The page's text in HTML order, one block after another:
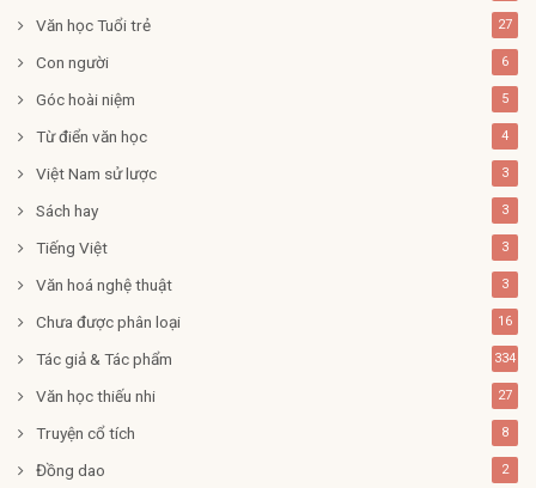
Văn học Tuổi trẻ 27
Con người 6
Góc hoài niệm 5
Từ điển văn học 4
Việt Nam sử lược 3
Sách hay 3
Tiếng Việt 3
Văn hoá nghệ thuật 3
Chưa được phân loại 16
Tác giả & Tác phẩm 334
Văn học thiếu nhi 27
Truyện cổ tích 8
Đồng dao 2